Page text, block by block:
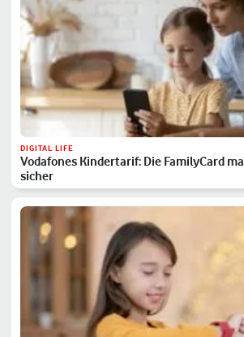
DIGITAL LIFE
Vodafones Kindertarif: Die FamilyCard
sicher